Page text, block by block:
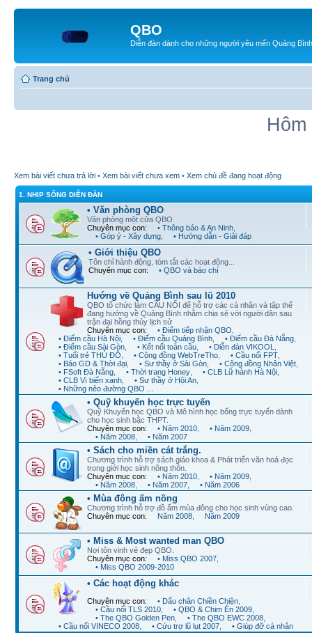
QBO
Diễn đàn dành cho những người yêu mến Quảng Bình
Trang chủ
Xem bài viết chưa trả lời • Xem bài viết chưa xem • Xem chủ đề đang hoạt động
1. NHỊP SỐNG DIỄN ĐÀN
• Văn phòng QBO
Văn phòng một cửa QBO
Chuyên mục con:
• Thông báo & An Ninh
• Góp ý - Xây dựng
• Hướng dẫn - Giải đáp
• Giới thiệu QBO
Tôn chỉ hành động, tóm tắt các hoạt động...
Chuyên mục con:
• QBO và báo chí
Hướng về Quảng Bình sau lũ 2010
QBO tổ chức làm CẦU NỐI để hỗ trợ các cá nhân và tập thể
đang hướng về Quảng Bình nhằm chia sẻ với người dân sau
trận đại hồng thủy lịch sử
Chuyên mục con:
• Điểm tiếp nhận QBO
• Điểm cầu Hà Nội
• Điểm cầu Quảng Bình • Điểm cầu Đà Nẵng
• Điểm cầu Sài Gòn
• Kết nối toàn cầu • Diễn đàn VIKOOL
• Tuổi trẻ THỦ ĐÔ
• Cộng đồng WebTreTho • Cầu nối FPT
• Báo GD & Thời đại
• Sư thầy ở Sài Gòn • Cộng đồng Nhân Việt
• FSoft Đà Nẵng
• Thời trang Honey • CLB Lữ hành Hà Nội
• CLB Vì biển xanh
• Sư thầy ở Hội An
• Những nẻo đường QBO ...
• Quỹ khuyến học trực tuyến
Quỹ Khuyến học QBO và Mô hình học bổng trực tuyến dành
cho học sinh bậc THPT.
Chuyên mục con:
• Năm 2010 • Năm 2009
• Năm 2008
• Năm 2007
• Sách cho miền cát trắng.
Chương trình hỗ trợ sách giáo khoa & Phát triển văn hoá đọc
trong giới học sinh nông thôn.
Chuyên mục con:
• Năm 2010 • Năm 2009
• Năm 2008
• Năm 2007 • Năm 2006
• Mùa đông ấm nồng
Chương trình hỗ trợ đồ ấm mùa đông cho học sinh vùng cao.
Chuyên mục con:
Năm 2008 Năm 2009
• Miss & Most wanted man QBO
Nơi tôn vinh vẻ đẹp QBO.
Chuyên mục con:
• Miss QBO 2007
• Miss QBO 2009-2010
• Các hoạt động khác
Chuyên mục con: • Dấu chân Chiền Chiện
• Cầu nối TLS 2010
• QBO & Chim Én 2009
• The QBO Golden Pen
• The QBO EWC 2008
• Cầu nối VINECO 2008
• Cứu trợ lũ lụt 2007 • Giúp đỡ cá nhân